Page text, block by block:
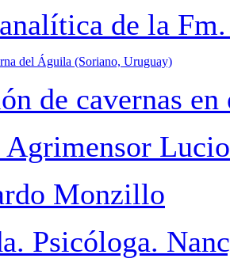
de la
del Águila (Soriano, Uruguay)
de cavernas
Monzillo
Psicóloga.